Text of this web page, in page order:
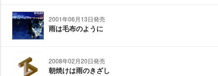
2001年06月13日発売
雨は毛布のように
2008年02月20日発売
朝焼けは雨のきざし